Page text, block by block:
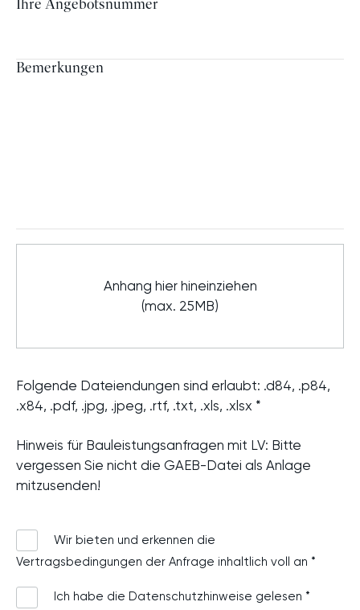
Ihre Angebotsnummer
Bemerkungen
Anhang hier hineinziehen
(max. 25MB)
Dateitypen:
d84,
x84,
jpg,
xls,
Folgende Dateiendungen sind erlaubt: .d84, .p84,
.x84, .pdf, .jpg, .jpeg, .rtf, .txt, .xls, .xlsx *
Hinweis für Bauleistungsanfragen mit LV: Bitte
vergessen Sie nicht die GAEB-Datei als Anlage
mitzusenden!
Wir bieten und erkennen die
Vertragsbedingungen der Anfrage inhaltlich voll an *
Ich habe die Datenschutzhinweise gelesen *